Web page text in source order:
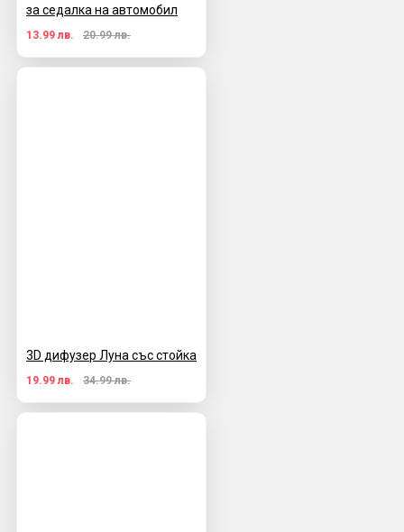
за седалка на автомобил
13.99 лв. 20.99 лв.
3D дифузер Луна със стойка
19.99 лв. 34.99 лв.